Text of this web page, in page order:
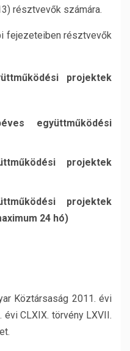
résztvevők számára.
fejezeteiben résztvevők
projektek
együttműködési
projektek
projektek
24 hó)
Köztársaság 2011. évi
CLXIX. törvény LXVII.